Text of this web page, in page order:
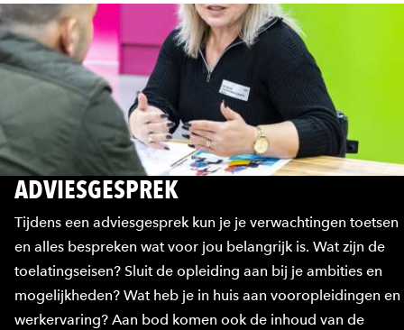
ADVIESGESPREK
Tijdens een adviesgesprek kun je je verwachtingen toetsen
en alles bespreken wat voor jou belangrijk is. Wat zijn de
toelatingseisen? Sluit de opleiding aan bij je ambities en
mogelijkheden? Wat heb je in huis aan vooropleidingen en
werkervaring? Aan bod komen ook de inhoud van de